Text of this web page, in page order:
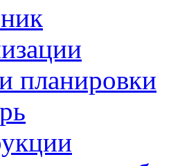
планировки